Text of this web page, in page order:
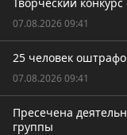
07.08.2026 09:41
25 человек
07.08.2026 09:41
Пресечена
группы